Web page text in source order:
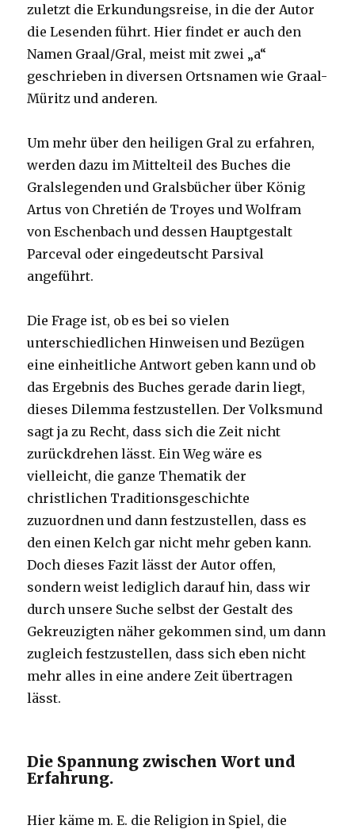
zuletzt die Erkundungsreise, in die der Autor
die Lesenden führt. Hier findet er auch den
Namen Graal/Gral, meist mit zwei „a“
geschrieben in diversen Ortsnamen wie Graal-
Müritz und anderen.
Um mehr über den heiligen Gral zu erfahren,
werden dazu im Mittelteil des Buches die
Gralslegenden und Gralsbücher über König
Artus von Chretién de Troyes und Wolfram
von Eschenbach und dessen Hauptgestalt
Parceval oder eingedeutscht Parsival
angeführt.
Die Frage ist, ob es bei so vielen
unterschiedlichen Hinweisen und Bezügen
eine einheitliche Antwort geben kann und ob
das Ergebnis des Buches gerade darin liegt,
dieses Dilemma festzustellen. Der Volksmund
sagt ja zu Recht, dass sich die Zeit nicht
zurückdrehen lässt. Ein Weg wäre es
vielleicht, die ganze Thematik der
christlichen Traditionsgeschichte
zuzuordnen und dann festzustellen, dass es
den einen Kelch gar nicht mehr geben kann.
Doch dieses Fazit lässt der Autor offen,
sondern weist lediglich darauf hin, dass wir
durch unsere Suche selbst der Gestalt des
Gekreuzigten näher gekommen sind, um dann
zugleich festzustellen, dass sich eben nicht
mehr alles in eine andere Zeit übertragen
lässt.
Die Spannung zwischen Wort und
Erfahrung.
Hier käme m. E. die Religion in Spiel, die